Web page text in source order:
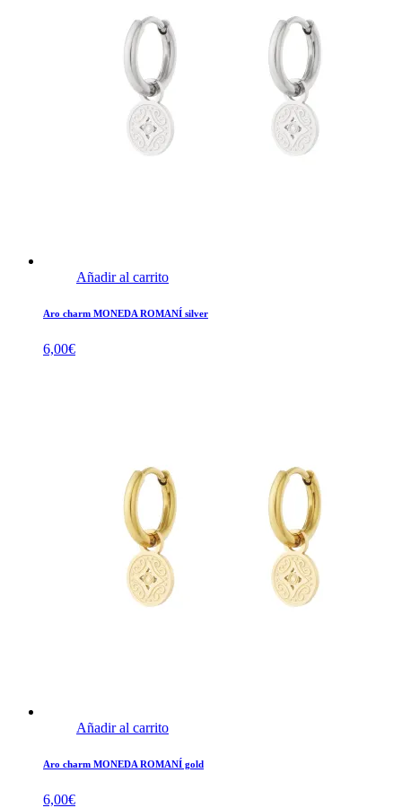
Añadir al carrito
Aro charm MONEDA ROMANÍ silver
6,00€
Añadir al carrito
Aro charm MONEDA ROMANÍ gold
6,00€